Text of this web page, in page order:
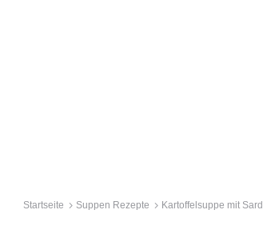
Startseite Suppen Rezepte Kartoffelsuppe mit